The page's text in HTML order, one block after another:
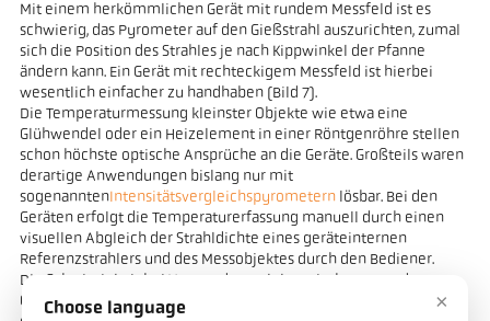
Mit einem herkömmlichen Gerät mit rundem Messfeld ist es
schwierig, das Pyrometer auf den Gießstrahl auszurichten, zumal
sich die Position des Strahles je nach Kippwinkel der Pfanne
ändern kann. Ein Gerät mit rechteckigem Messfeld ist hierbei
wesentlich einfacher zu handhaben (Bild 7).
Die Temperaturmessung kleinster Objekte wie etwa eine
Glühwendel oder ein Heizelement in einer Röntgenröhre stellen
schon höchste optische Ansprüche an die Geräte. Großteils waren
derartige Anwendungen bislang nur mit
sogenanntenIntensitätsvergleichspyrometernlösbar. Bei den
Geräten erfolgt die Temperaturerfassung manuell durch einen
visuellen Abgleich der Strahldichte eines geräteinternen
Referenzstrahlers und des Messobjektes durch den Bediener.
Die Schwierigkeit bei Verwendung elektronisch messender
Geräte lag in der mechanischen Ausrichtbarkeit der Geräte auf×
Choose language